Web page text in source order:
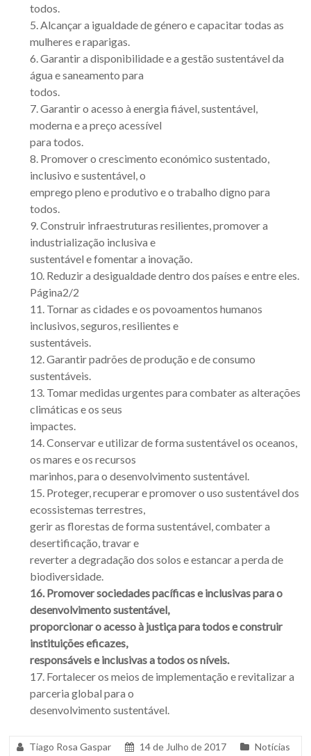
todos.
5. Alcançar a igualdade de género e capacitar todas as
mulheres e raparigas.
6. Garantir a disponibilidade e a gestão sustentável da
água e saneamento para
todos.
7. Garantir o acesso à energia fiável, sustentável,
moderna e a preço acessível
para todos.
8. Promover o crescimento económico sustentado,
inclusivo e sustentável, o
emprego pleno e produtivo e o trabalho digno para
todos.
9. Construir infraestruturas resilientes, promover a
industrialização inclusiva e
sustentável e fomentar a inovação.
10. Reduzir a desigualdade dentro dos países e entre eles.
Página2/2
11. Tornar as cidades e os povoamentos humanos
inclusivos, seguros, resilientes e
sustentáveis.
12. Garantir padrões de produção e de consumo
sustentáveis.
13. Tomar medidas urgentes para combater as alterações
climáticas e os seus
impactes.
14. Conservar e utilizar de forma sustentável os oceanos,
os mares e os recursos
marinhos, para o desenvolvimento sustentável.
15. Proteger, recuperar e promover o uso sustentável dos
ecossistemas terrestres,
gerir as florestas de forma sustentável, combater a
desertificação, travar e
reverter a degradação dos solos e estancar a perda de
biodiversidade.
16. Promover sociedades pacíficas e inclusivas para o
desenvolvimento sustentável,
proporcionar o acesso à justiça para todos e construir
instituições eficazes,
responsáveis e inclusivas a todos os níveis.
17. Fortalecer os meios de implementação e revitalizar a
parceria global para o
desenvolvimento sustentável.
Tiago Rosa Gaspar 14 de Julho de 2017 Notícias